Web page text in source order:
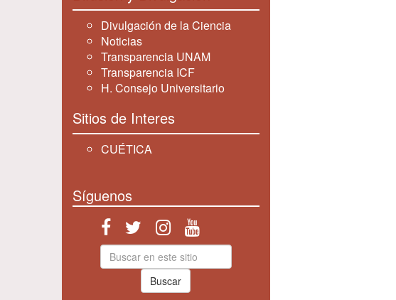
Divulgación de la Ciencia
Noticias
Transparencia UNAM
Transparencia ICF
H. Consejo Universitario
Sitios de Interes
CUÉTICA
Síguenos
Buscar